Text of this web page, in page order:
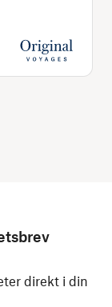
direkt i din